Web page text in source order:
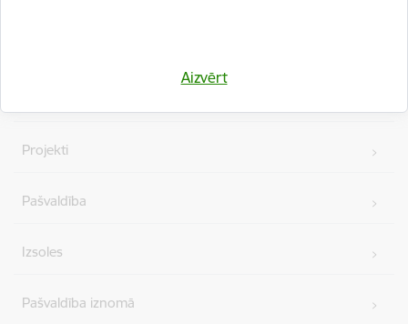
Aizvērt
Projekti
Pašvaldība
Izsoles
Pašvaldība iznomā